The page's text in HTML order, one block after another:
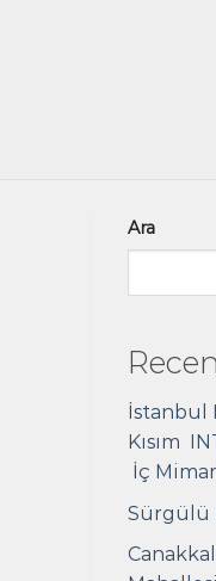
Ara
İstanbul
Kısım
İç
Sürgülü